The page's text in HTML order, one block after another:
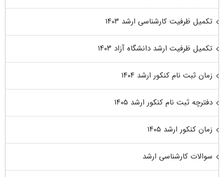
تکمیل ظرفیت کارشناسی ارشد ۱۴۰۳
تکمیل ظرفیت ارشد دانشگاه آزاد ۱۴۰۳
زمان ثبت نام کنکور ارشد ۱۴۰۴
دفترچه ثبت نام کنکور ارشد ۱۴۰۵
زمان کنکور ارشد ۱۴۰۵
سوالات کارشناسی ارشد